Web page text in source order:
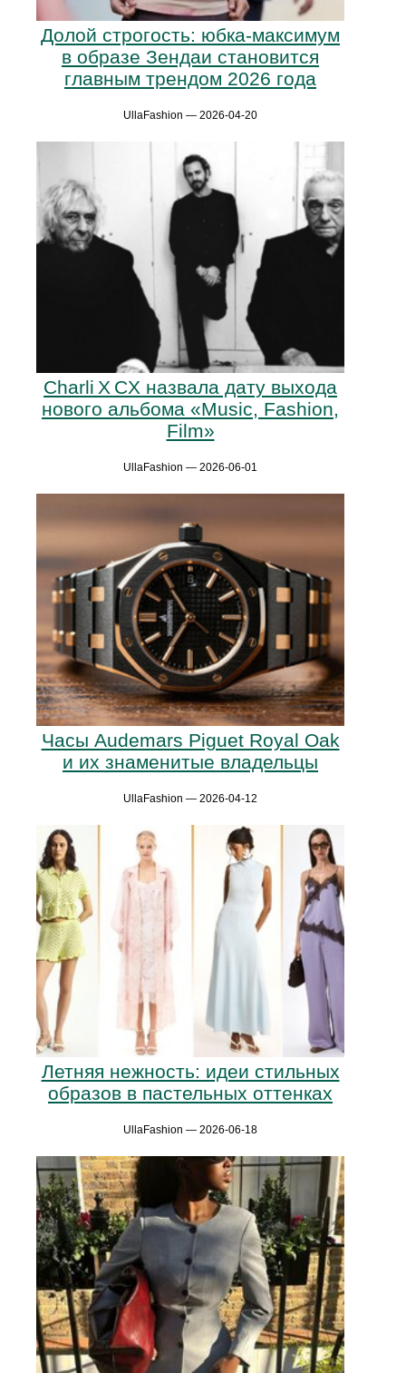
Долой строгость: юбка-максимум
в образе Зендаи становится
главным трендом 2026 года
UllaFashion — 2026-04-20
Charli X CX назвала дату выхода
нового альбома «Music, Fashion,
Film»
UllaFashion — 2026-06-01
Часы Audemars Piguet Royal Oak
и их знаменитые владельцы
UllaFashion — 2026-04-12
Летняя нежность: идеи стильных
образов в пастельных оттенках
UllaFashion — 2026-06-18